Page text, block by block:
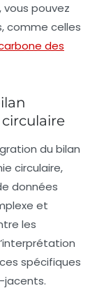
pouvez
comme celles
des
du bilan
circulaire,
données
et
les
spécifiques
jacents.